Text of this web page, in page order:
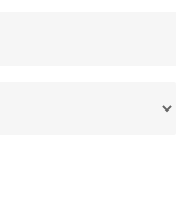
voor uw oude
andere plaats of